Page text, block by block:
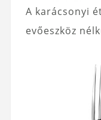
A karácsonyi
evőeszköz